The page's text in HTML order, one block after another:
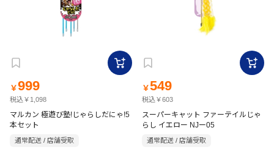
￥999
税込￥1,098
マルカン 極遊び塾!じゃらしだにゃ!5
本セット
通常配送 / 店舗受取
￥549
税込￥603
スーパーキャット ファーテイルじゃ
らし イエロー NJー05
通常配送 / 店舗受取